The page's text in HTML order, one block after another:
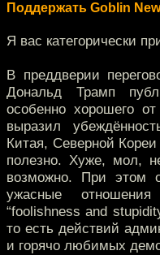
Поддержать Goblin
Я вас категорически
В преддверии
Дональд Трамп
особенно хорошего
выразил
Китая, Северной
полезно. Хуже, мол,
возможно. При этом
ужасные
“foolishness and
то есть действий
и горячо любимых